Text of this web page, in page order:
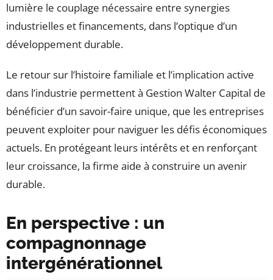
lumière le couplage nécessaire entre synergies
industrielles et financements, dans l’optique d’un
développement durable.
Le retour sur l’histoire familiale et l’implication active
dans l’industrie permettent à Gestion Walter Capital de
bénéficier d’un savoir-faire unique, que les entreprises
peuvent exploiter pour naviguer les défis économiques
actuels. En protégeant leurs intérêts et en renforçant
leur croissance, la firme aide à construire un avenir
durable.
En perspective : un
compagnonnage
intergénérationnel